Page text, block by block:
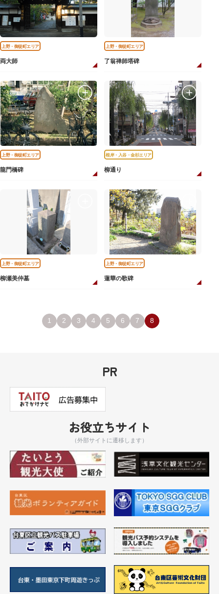
上野・御徒町エリア
両大師
上野・御徒町エリア
了翁禅師塔碑
上野・御徒町エリア
龍門橋碑
根岸・入谷・金杉エリア
柳通り
上野・御徒町エリア
柳瀬美仲墓
上野・御徒町エリア
蓮華の歌碑
1 2 3 4 5 6 7 8
PR
お役立ちサイト
（外部サイトに遷移します）